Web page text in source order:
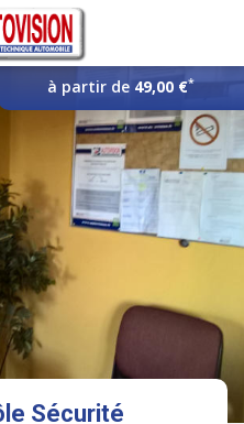
à partir de 49,00 €*
Sécurité